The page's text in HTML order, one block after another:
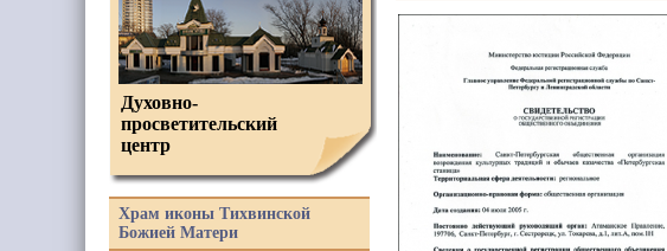
Духовно-
просветительский
центр
Храм иконы Тихвинской
Божией Матери